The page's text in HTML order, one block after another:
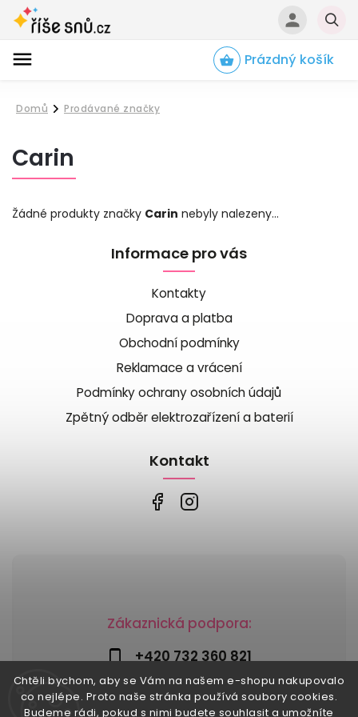
Chtěli bychom, aby se Vám na našem e-shopu nakupovalo
co nejlépe. Proto naše stránka používá soubory cookies.
Budeme rádi, pokud s nimi budete souhlasit a umožníte
Prázdný košík
Domů
/
Prodávané značky
Carin
Žádné produkty značky Carin nebyly nalezeny...
Zákaznická podpora:
+420 732 360 821
info@risesnu.cz
Informace pro vás
Kontakty
Doprava a platba
Obchodní podmínky
Reklamace a vrácení
Podmínky ochrany osobních údajů
Zpětný odběr elektrozařízení a baterií
Kontakt